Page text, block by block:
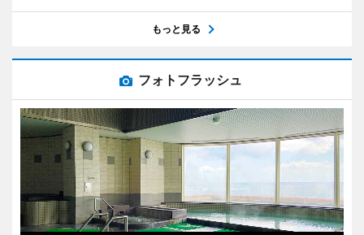
もっと見る
フォトフラッシュ